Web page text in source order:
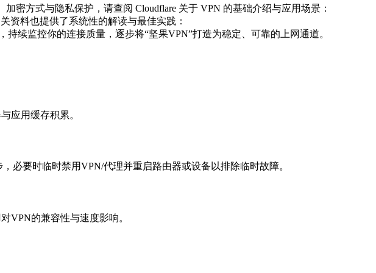
密方式与隐私保护，请查阅 Cloudflare 关于 VPN 的基础介绍与应用场景：
资料也提供了系统性的解读与最佳实践：
持续监控你的连接质量，逐步将“坚果VPN”打造为稳定、可靠的上网通道。
应用缓存积累。
必要时临时禁用VPN/代理并重启路由器或设备以排除临时故障。
VPN的兼容性与速度影响。